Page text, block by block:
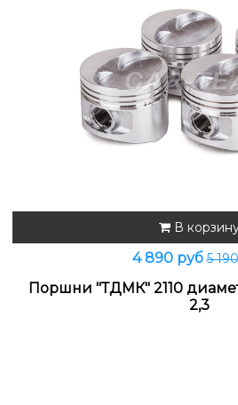
В
4 890 руб5
Поршни "ТДМК" 2110
2,3